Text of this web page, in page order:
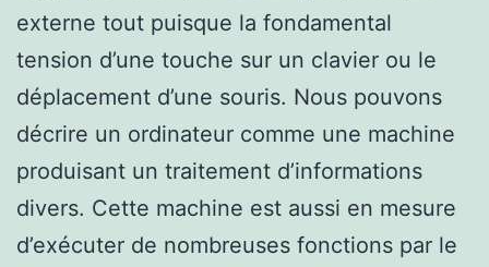
externe tout puisque la fondamental
tension d’une touche sur un clavier ou le
déplacement d’une souris. Nous pouvons
décrire un ordinateur comme une machine
produisant un traitement d’informations
divers. Cette machine est aussi en mesure
d’exécuter de nombreuses fonctions par le